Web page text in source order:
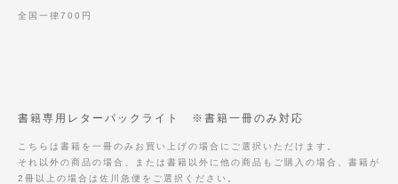
全国一律700円
書籍専用レターパックライト ※書籍一冊のみ対応
こちらは書籍を一冊のみお買い上げの場合にご選択いただけます。
それ以外の商品の場合、または書籍以外に他の商品もご購入の場合、書籍が
2冊以上の場合は佐川急便をご選択ください。